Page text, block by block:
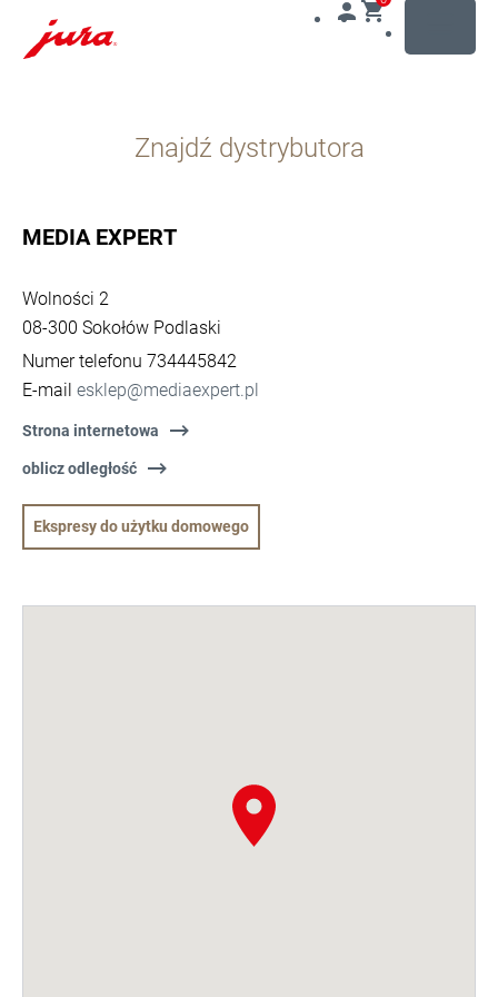
opcji
wyszukiwania
Znajdź dystrybutora
MEDIA EXPERT
Wolności 2
08-300 Sokołów Podlaski
Numer telefonu 734445842
E-mail esklep@mediaexpert.pl
Strona internetowa
oblicz odległość
Ekspresy do użytku domowego